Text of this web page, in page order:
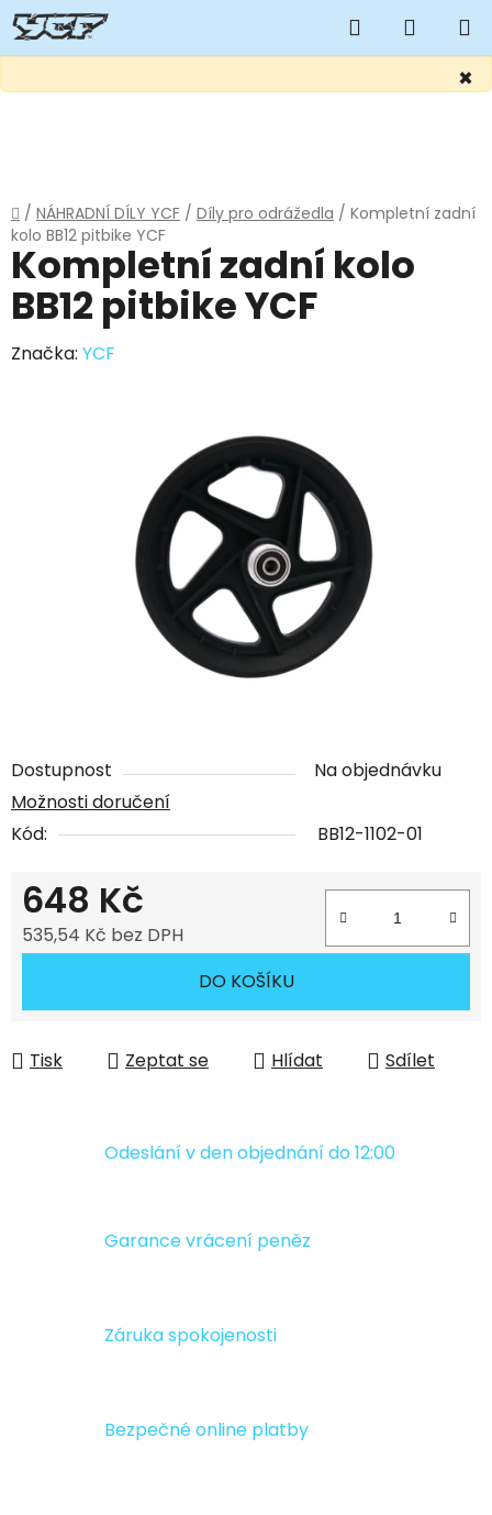
×
Hledat
KOŠÍK
Domů
/ NÁHRADNÍ DÍLY YCF / Díly pro odrážedla / Kompletní zadní
kolo BB12 pitbike YCF
Dostupnost
Na objednávku
Možnosti doručení
Kód:
BB12-1102-01
648 Kč
535,54 Kč bez DPH
DO KOŠÍKU
Tisk Zeptat se Hlídat Sdílet
Kompletní zadní kolo
BB12 pitbike YCF
Značka: YCF
Odeslání v den objednání do 12:00
Garance vrácení peněz
Záruka spokojenosti
Bezpečné online platby